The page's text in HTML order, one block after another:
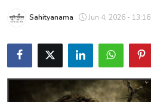
शख्सियत
Sahityanama Jun 4, 2026 - 13:16